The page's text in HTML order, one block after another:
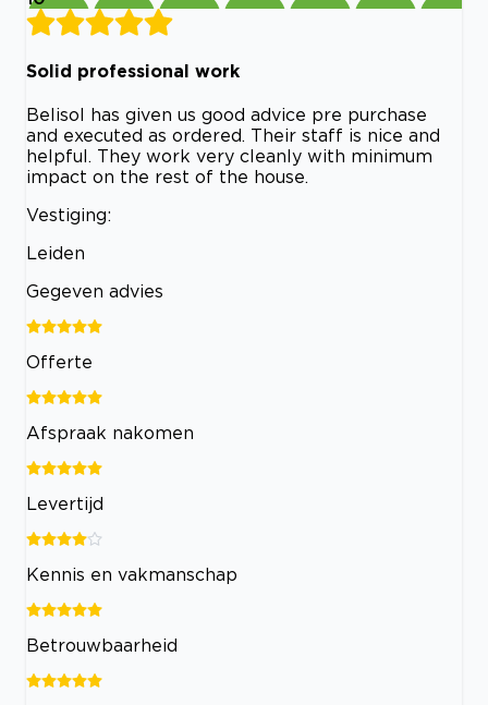
Solid professional work
Belisol has given us good advice pre purchase
and executed as ordered. Their staff is nice and
helpful. They work very cleanly with minimum
impact on the rest of the house.
Vestiging:
Leiden
Gegeven advies
Offerte
Afspraak nakomen
Levertijd
Kennis en vakmanschap
Betrouwbaarheid